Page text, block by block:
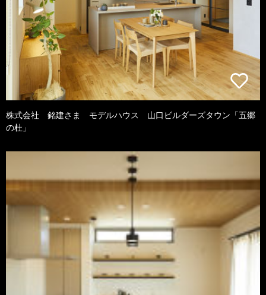
株式会社 銘建さま モデルハウス 山口ビルダーズタウン「五郷
の杜」